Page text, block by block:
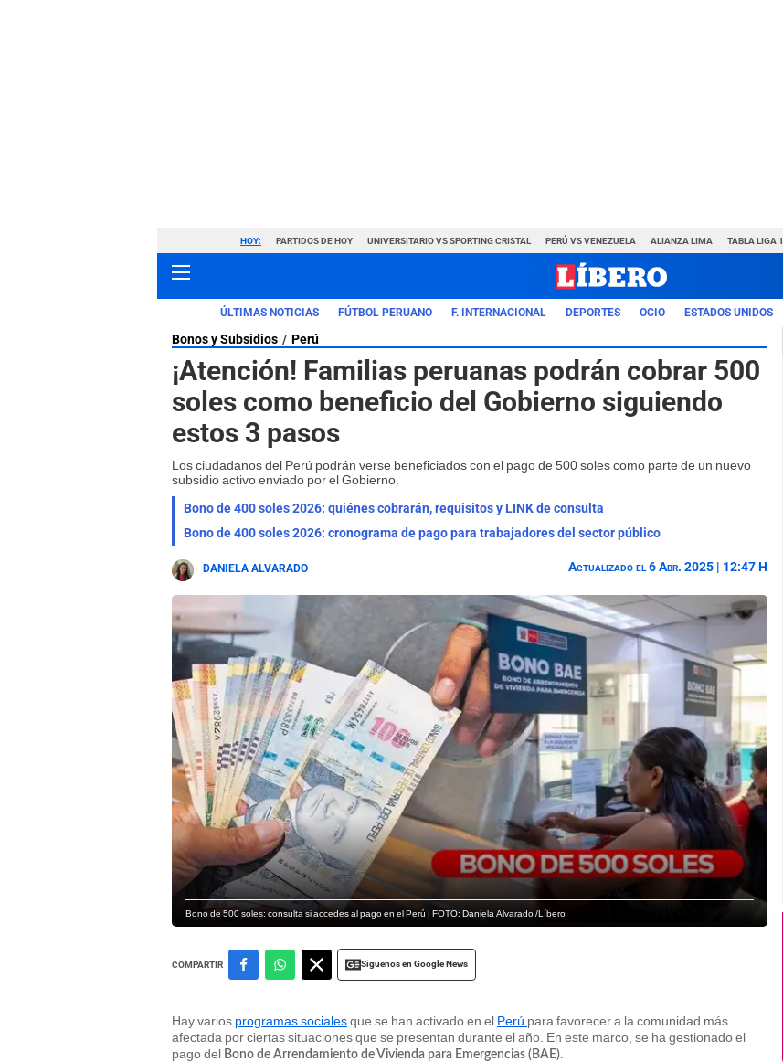
HOY: PARTIDOS DE HOY UNIVERSITARIO VS SPORTING CRISTAL PERÚ VS VENEZUELA ALIANZA LIMA TABLA LIGA 1
ÚLTIMAS NOTICIAS FÚTBOL PERUANO F. INTERNACIONAL DEPORTES OCIO ESTADOS UNIDOS
Bonos y Subsidios Perú
¡Atención! Familias peruanas podrán cobrar 500
soles como beneficio del Gobierno siguiendo
estos 3 pasos
Los ciudadanos del Perú podrán verse beneficiados con el pago de 500 soles como parte de un nuevo
subsidio activo enviado por el Gobierno.
Bono de 400 soles 2026: quiénes cobrarán, requisitos y LINK de consulta
Bono de 400 soles 2026: cronograma de pago para trabajadores del sector público
DANIELA ALVARADO Actualizado el 6 Abr. 2025 | 12:47 H
Bono de 500 soles: consulta si accedes al pago en el Perú | FOTO: Daniela Alvarado /Líbero
COMPARTIR Siguenos en Google News
Hay varios programas socialesque se han activado en el Perú para favorecer a la comunidad más
afectada por ciertas situaciones que se presentan durante el año. En este marco, se ha gestionado el
pago del Bono de Arrendamiento de Vivienda para Emergencias (BAE).